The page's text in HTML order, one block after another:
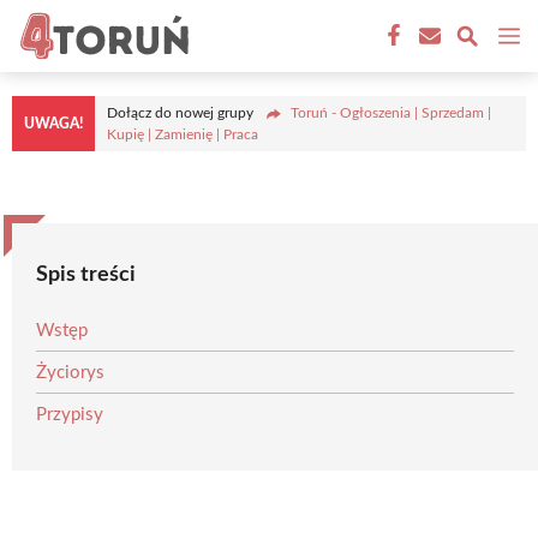
Przejdź
treści
UWAGA!
Dołącz do nowej grupy
Toruń - Ogłoszenia | Sprzedam |
Kupię | Zamienię | Praca
Spis treści
Wstęp
Życiorys
Przypisy